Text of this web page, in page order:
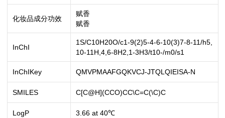
化妆品成分功效
赋香
赋香
InChI
1S/C10H20O/c1-9(2)5-4-6-10(3)7-8-11/h5,
10-11H,4,6-8H2,1-3H3/t10-/m0/s1
InChIKey QMVPMAAFGQKVCJ-JTQLQIEISA-N
SMILES C[C@H](CCO)CC\C=C(\C)C
LogP 3.66 at 40℃